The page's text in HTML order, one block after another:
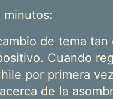
minutos:
de tema
Cuando
por primera
de la